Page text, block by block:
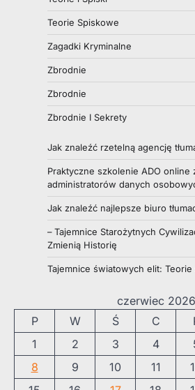
Teorie Spiskowe
Zagadki Kryminalne
Zbrodnie
Zbrodnie
Zbrodnie I Sekrety
Jak znaleźć rzetelną agencję
Praktyczne szkolenie ADO online
administratorów danych
Jak znaleźć najlepsze biuro
– Tajemnice Starożytnych
Zmienią Historię
Tajemnice światowych elit:
czerwiec 2026
P
W Ś C
1
2 3 4
8
9 10 11